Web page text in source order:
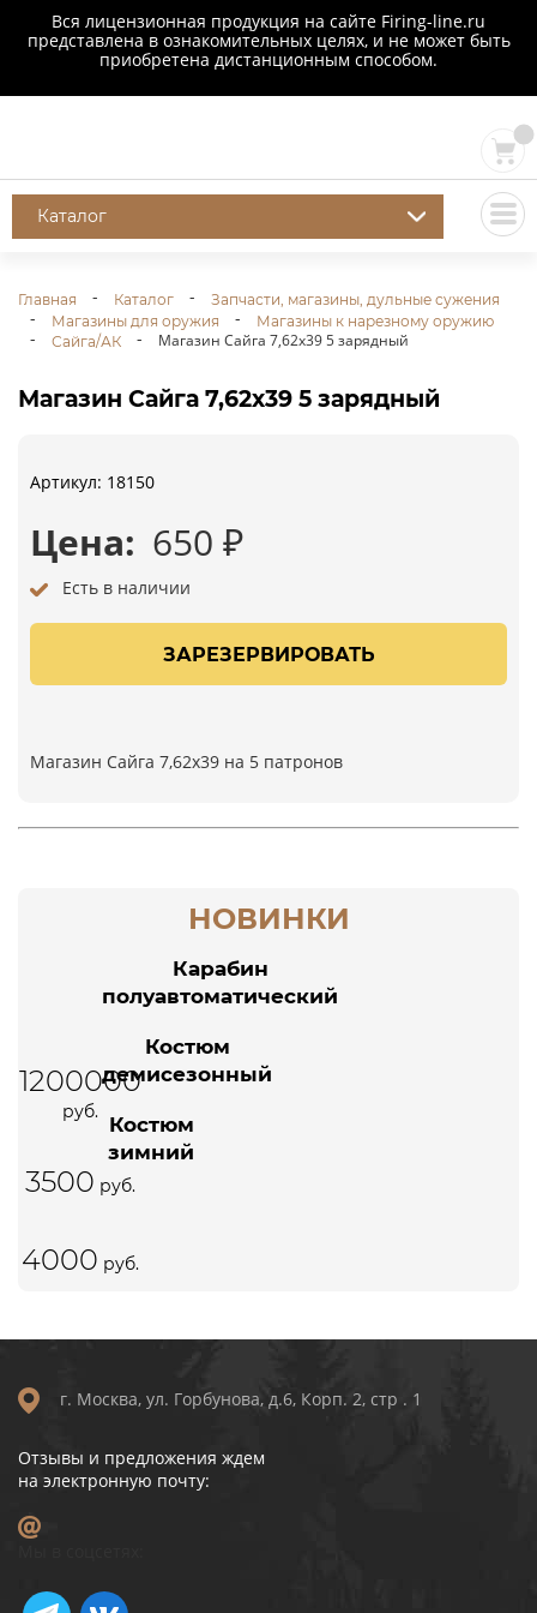
Вся лицензионная продукция на сайте Firing-line.ru
представлена в ознакомительных целях, и не может быть
приобретена дистанционным способом.
Каталог
Главная Каталог
Запчасти, магазины, дульные сужения
Магазины для оружия
Магазины к нарезному оружию
Сайга/АК
Магазин Сайга 7,62х39 5 зарядный
Магазин Сайга 7,62х39 5 зарядный
Артикул: 18150
Цена:
Есть в наличии
ЗАРЕЗЕРВИРОВАТЬ
650 ₽
Магазин Сайга 7,62х39 на 5 патронов
НОВИНКИ
Карабин
полуавтоматический
308 Win 16,5"
Бронзовый
1200000
руб.
Костюм
демисезонный
рыбалки №5
размер 46-62
3500 руб.
Костюм
зимний
для
№4
4000 руб.
г. Москва, ул. Горбунова, д.6, Корп. 2, стр . 1
Отзывы и предложения ждем
на электронную почту: